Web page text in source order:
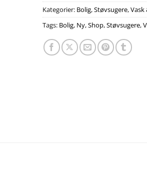
Kategorier: Bolig,Støvsugere,Vask
Tags: Bolig, Ny,Shop,Støvsugere,